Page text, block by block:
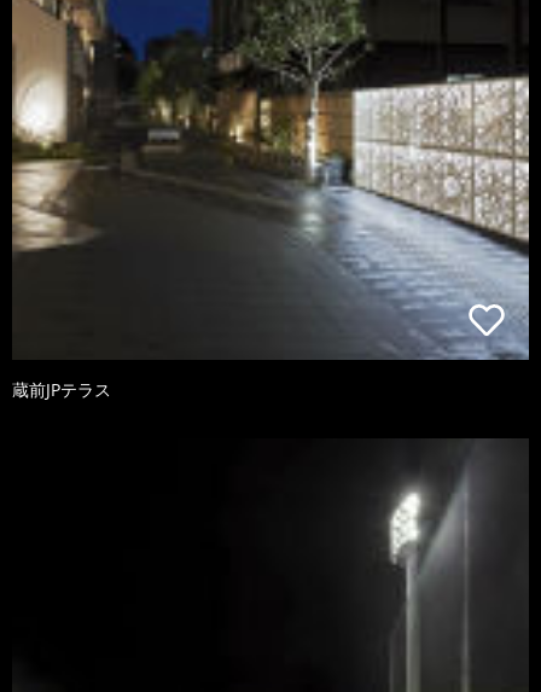
蔵前JPテラス